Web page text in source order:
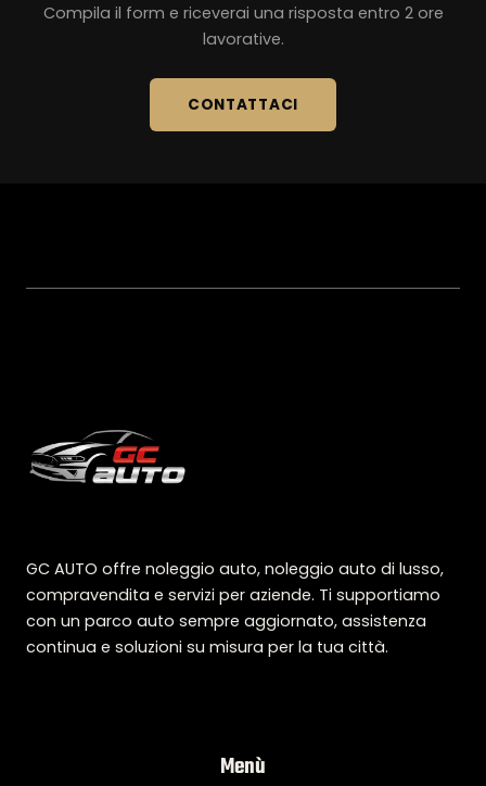
Compila il form e riceverai una risposta entro 2 ore
lavorative.
CONTATTACI
GC AUTO offre noleggio auto, noleggio auto di lusso,
compravendita e servizi per aziende. Ti supportiamo
con un parco auto sempre aggiornato, assistenza
continua e soluzioni su misura per la tua città.
Menù